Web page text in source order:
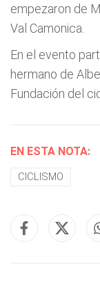
empezaron de
Val Camonica.
En el evento
hermano de
Fundación del
EN ESTA NOTA:
CICLISMO